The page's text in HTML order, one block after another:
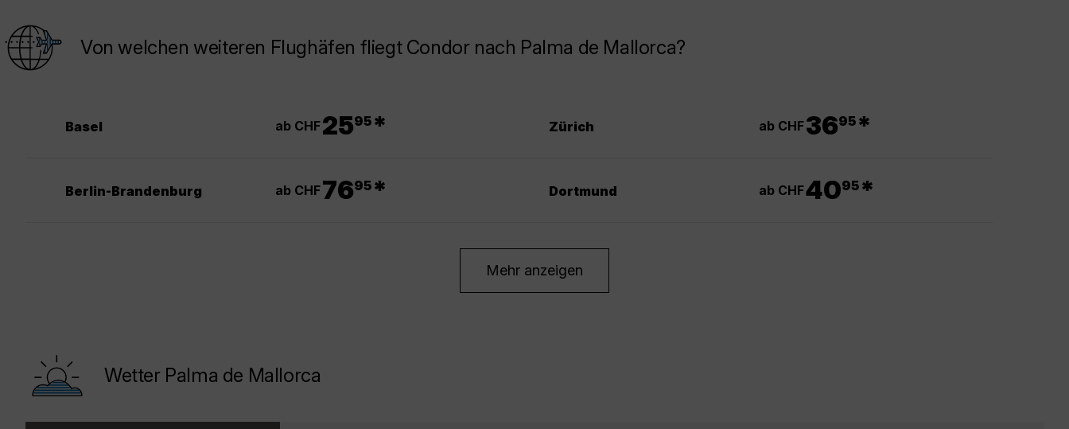
Von welchen weiteren Flughäfen fliegt Condor nach Palma de Mallorca?
Basel ab CHF2595 * Zürich ab CHF3695 *
Berlin-Brandenburg ab CHF7695 * Dortmund ab CHF4095 *
Mehr anzeigen
Wetter Palma de Mallorca